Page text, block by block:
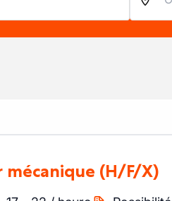
mécanique (H/F/X)